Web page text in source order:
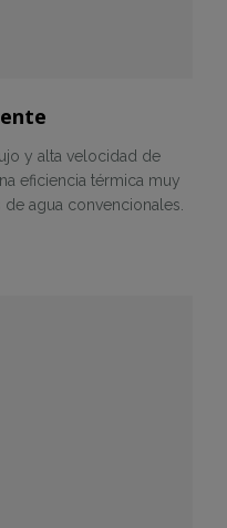
y alta velocidad de
eficiencia térmica muy
agua convencionales.